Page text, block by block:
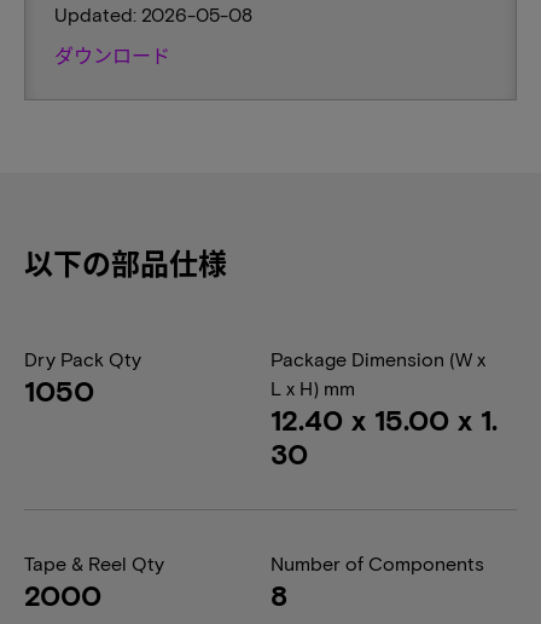
Updated: 2026-05-08
ダウンロード
以下の部品仕様
Dry Pack Qty
1050
Package Dimension (W x
L x H) mm
12.40 x 15.00 x 1.
30
Tape & Reel Qty
2000
Number of Components
8